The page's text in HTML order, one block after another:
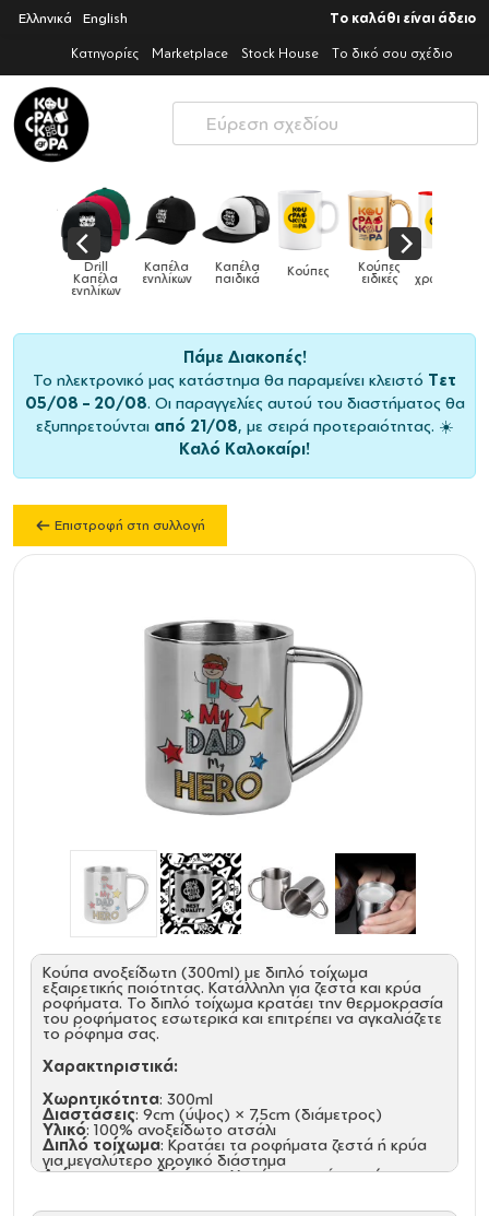
Ελληνικά English Το καλάθι είναι άδειο
Κατηγορίες Marketplace Stock House Το δικό σου σχέδιο
Drill
Καπέλα
ενηλίκων
Καπέλα
ενηλίκων
Καπέλα
παιδικά Κούπες Κούπες
ειδικές χρωματιστές
Πάμε Διακοπές!
Το ηλεκτρονικό μας κατάστημα θα παραμείνει κλειστό Τετ
05/08 – 20/08. Οι παραγγελίες αυτού του διαστήματος θα
εξυπηρετούνται από 21/08, με σειρά προτεραιότητας. ☀️
Καλό Καλοκαίρι!
Επιστροφή στη συλλογή
Κούπα ανοξείδωτη (300ml) με διπλό τοίχωμα
εξαιρετικής ποιότητας. Κατάλληλη για ζεστά και κρύα
ροφήματα. Το διπλό τοίχωμα κρατάει την θερμοκρασία
του ροφήματος εσωτερικά και επιτρέπει να αγκαλιάζετε
το ρόφημα σας.
Χαρακτηριστικά:
Χωρητικότητα: 300ml
Διαστάσεις: 9cm (ύψος) × 7,5cm (διάμετρος)
Υλικό: 100% ανοξείδωτο ατσάλι
Διπλό τοίχωμα: Κρατάει τα ροφήματα ζεστά ή κρύα
για μεγαλύτερο χρονικό διάστημα
Λεία και ασφαλή άκρα: Χωρίς αιχμηρά σημεία για